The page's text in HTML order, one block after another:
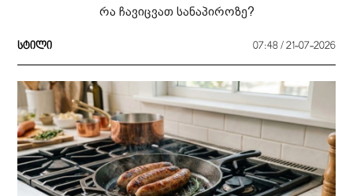
რა ჩავიცვათ სანაპიროზე?
სტილი 07:48 / 21-07-2026